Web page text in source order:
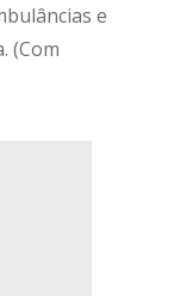
e
(Com